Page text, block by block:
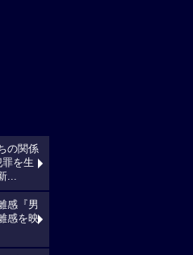
の関係
を生
...
感『男
感を映